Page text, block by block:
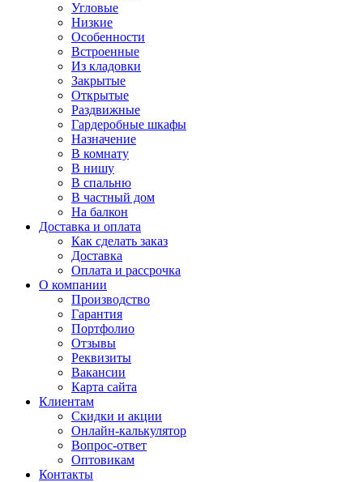
Угловые
Низкие
Особенности
Встроенные
Из кладовки
Закрытые
Открытые
Раздвижные
Гардеробные шкафы
Назначение
В комнату
В нишу
В спальню
В частный дом
На балкон
Доставка и оплата
Как сделать заказ
Доставка
Оплата и рассрочка
О компании
Производство
Гарантия
Портфолио
Отзывы
Реквизиты
Вакансии
Карта сайта
Клиентам
Скидки и акции
Онлайн-калькулятор
Вопрос-ответ
Оптовикам
Контакты